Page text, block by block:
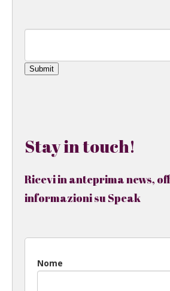
Submit
Stay in touch!
Ricevi in anteprima news,
informazioni su Speak
Nome